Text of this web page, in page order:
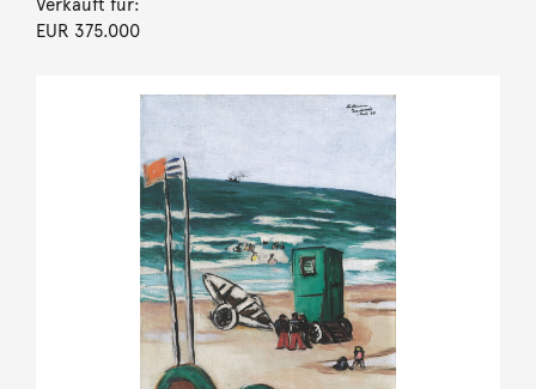
Verkauft für:
EUR 375.000